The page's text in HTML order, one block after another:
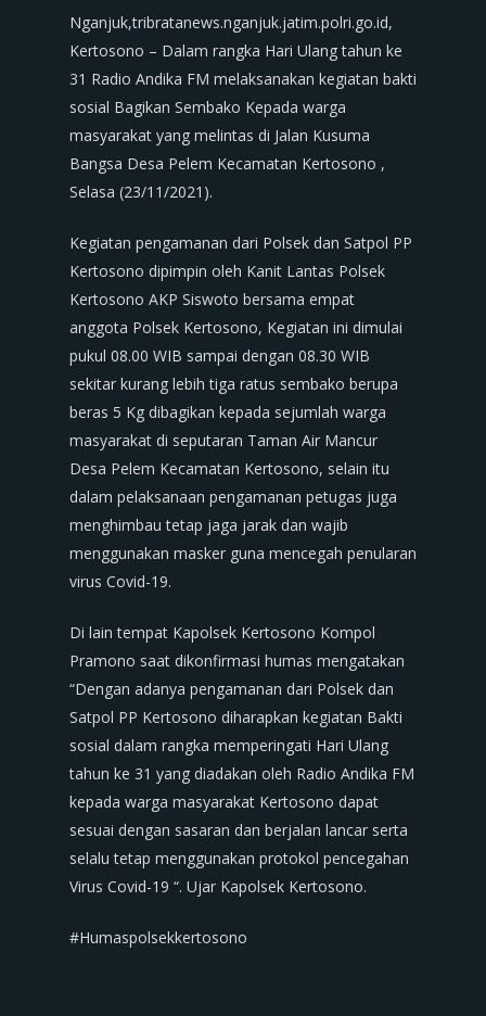
Nganjuk,tribratanews.nganjuk.jatim.polri.go.id,
Kertosono – Dalam rangka Hari Ulang tahun ke
31 Radio Andika FM melaksanakan kegiatan bakti
sosial Bagikan Sembako Kepada warga
masyarakat yang melintas di Jalan Kusuma
Bangsa Desa Pelem Kecamatan Kertosono ,
Selasa (23/11/2021).
Kegiatan pengamanan dari Polsek dan Satpol PP
Kertosono dipimpin oleh Kanit Lantas Polsek
Kertosono AKP Siswoto bersama empat
anggota Polsek Kertosono, Kegiatan ini dimulai
pukul 08.00 WIB sampai dengan 08.30 WIB
sekitar kurang lebih tiga ratus sembako berupa
beras 5 Kg dibagikan kepada sejumlah warga
masyarakat di seputaran Taman Air Mancur
Desa Pelem Kecamatan Kertosono, selain itu
dalam pelaksanaan pengamanan petugas juga
menghimbau tetap jaga jarak dan wajib
menggunakan masker guna mencegah penularan
virus Covid-19.
Di lain tempat Kapolsek Kertosono Kompol
Pramono saat dikonfirmasi humas mengatakan
“Dengan adanya pengamanan dari Polsek dan
Satpol PP Kertosono diharapkan kegiatan Bakti
sosial dalam rangka memperingati Hari Ulang
tahun ke 31 yang diadakan oleh Radio Andika FM
kepada warga masyarakat Kertosono dapat
sesuai dengan sasaran dan berjalan lancar serta
selalu tetap menggunakan protokol pencegahan
Virus Covid-19 “. Ujar Kapolsek Kertosono.
#Humaspolsekkertosono